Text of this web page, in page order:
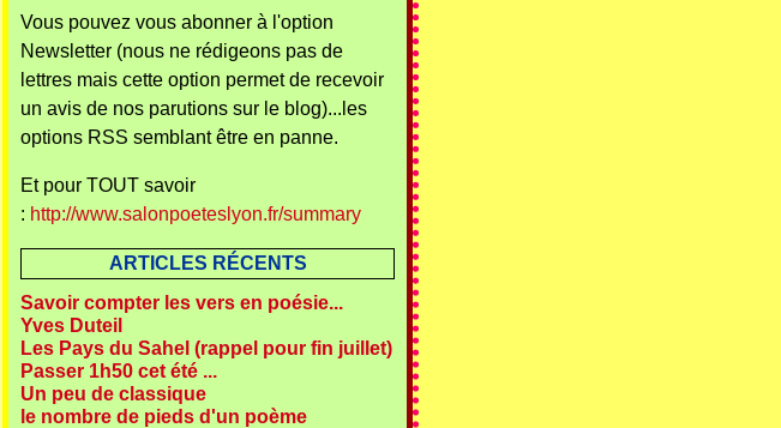
Vous pouvez vous abonner à l'option
Newsletter (nous ne rédigeons pas de
lettres mais cette option permet de recevoir
un avis de nos parutions sur le blog)...les
options RSS semblant être en panne.
Et pour TOUT savoir
: http://www.salonpoeteslyon.fr/summary
ARTICLES RÉCENTS
Savoir compter les vers en poésie...
Yves Duteil
Les Pays du Sahel (rappel pour fin juillet)
Passer 1h50 cet été ...
Un peu de classique
le nombre de pieds d'un poème